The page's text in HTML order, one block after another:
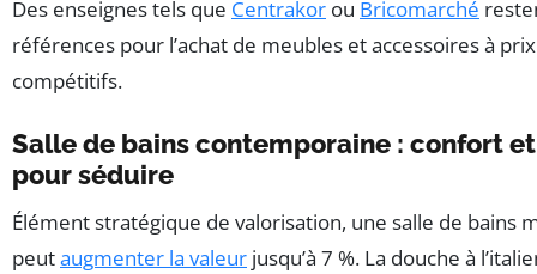
Des enseignes tels que Centrakor ou Bricomarché
références pour l’achat de meubles et accessoires à prix
compétitifs.
Salle de bains contemporaine : confort
pour séduire
Élément stratégique de valorisation, une salle de bains
peutaugmenter la valeur jusqu’à 7 %. La douche à